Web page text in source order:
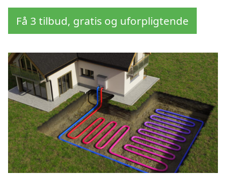
Få 3 tilbud, gratis og uforpligtende